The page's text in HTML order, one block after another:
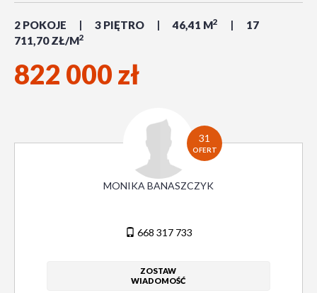
2 POKOJE 3 PIĘTRO 46,41 M2
17
711,70 ZŁ/M2
822 000 zł
31
OFERT
MONIKA BANASZCZYK
668 317 733
ZOSTAW
WIADOMOŚĆ